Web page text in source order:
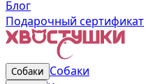
Блог
Подарочный сертификат
Собаки Собаки